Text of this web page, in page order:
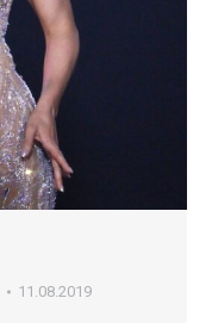
11.08.2019